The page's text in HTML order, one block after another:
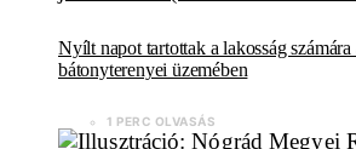
Nyílt napot tartottak a lakosság számára
bátonyterenyei üzemében
1 PERC OLVASÁS